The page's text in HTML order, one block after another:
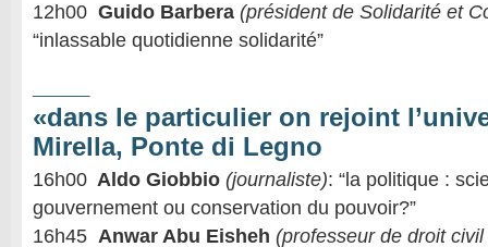
12h00 Guido Barbera (président de Solidarité et
“inlassable quotidienne solidarité”
«dans le particulier on rejoint
Mirella, Ponte di Legno
16h00 Aldo Giobbio (journaliste): “la politique :
gouvernement ou conservation du pouvoir?”
16h45 Anwar Abu Eisheh (professeur de droit civil